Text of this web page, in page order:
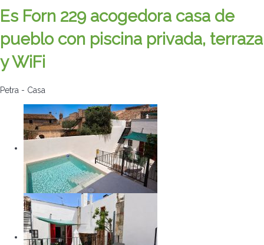
Es Forn 229 acogedora casa de
pueblo con piscina privada, terraza
y WiFi
Petra - Casa